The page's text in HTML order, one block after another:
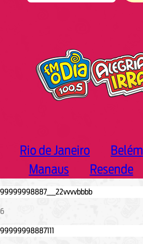
Rio de Janeiro Belém
Manaus
Resende
6